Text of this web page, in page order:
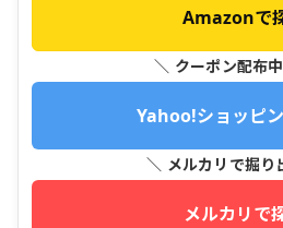
Amazonで
＼ クーポン配布
Yahoo!ショッピ
＼ メルカリで掘り
メルカリで